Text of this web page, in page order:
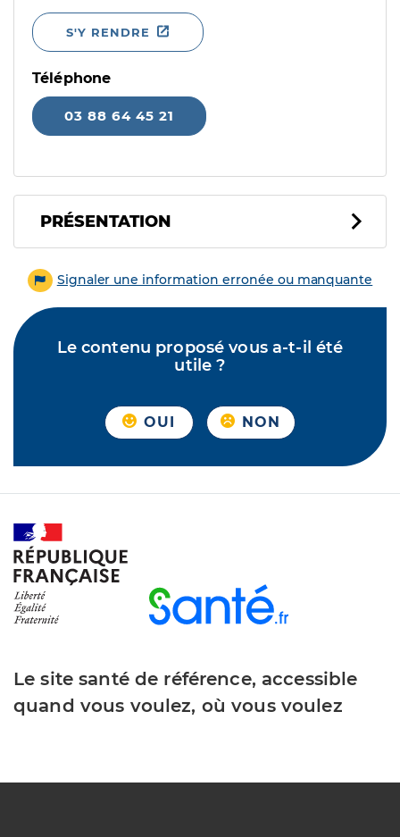
S'Y RENDRE
Téléphone
03 88 64 45 21
PRÉSENTATION
Signaler une information erronée ou manquante
Le contenu proposé vous a-t-il été
utile ?
OUI NON
Le site santé de référence, accessible
quand vous voulez, où vous voulez